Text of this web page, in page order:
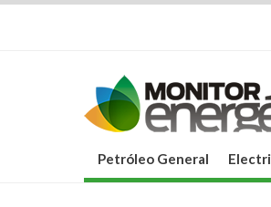
Petróleo General